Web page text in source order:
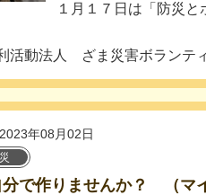
１月１７日は「防災と
活動法人 ざま災害ボランテ
年08月02日
で作りませんか？ （マ